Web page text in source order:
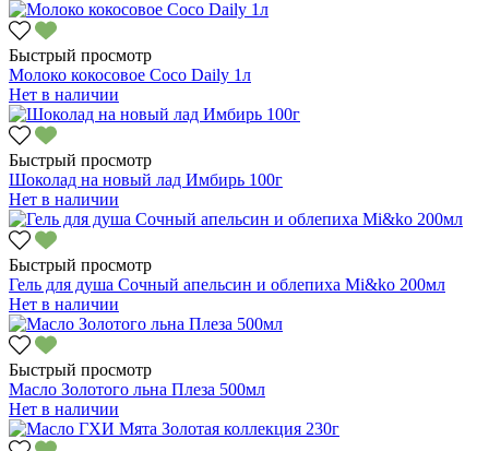
Быстрый просмотр
Молоко кокосовое Coco Daily 1л
Нет в наличии
Быстрый просмотр
Шоколад на новый лад Имбирь 100г
Нет в наличии
Быстрый просмотр
Гель для душа Сочный апельсин и облепиха Mi&ko 200мл
Нет в наличии
Быстрый просмотр
Масло Золотого льна Плеза 500мл
Нет в наличии